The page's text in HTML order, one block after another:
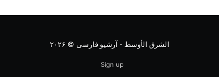
الشرق الأوسط - آرشیو فارسی © ۲۰۲۶
Sign up